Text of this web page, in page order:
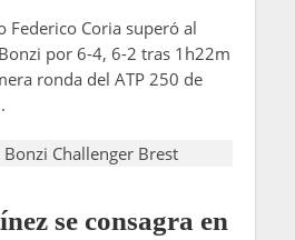
Federico Coria superó al
por 6-4, 6-2 tras 1h22m
ronda del ATP 250 de
se consagra en